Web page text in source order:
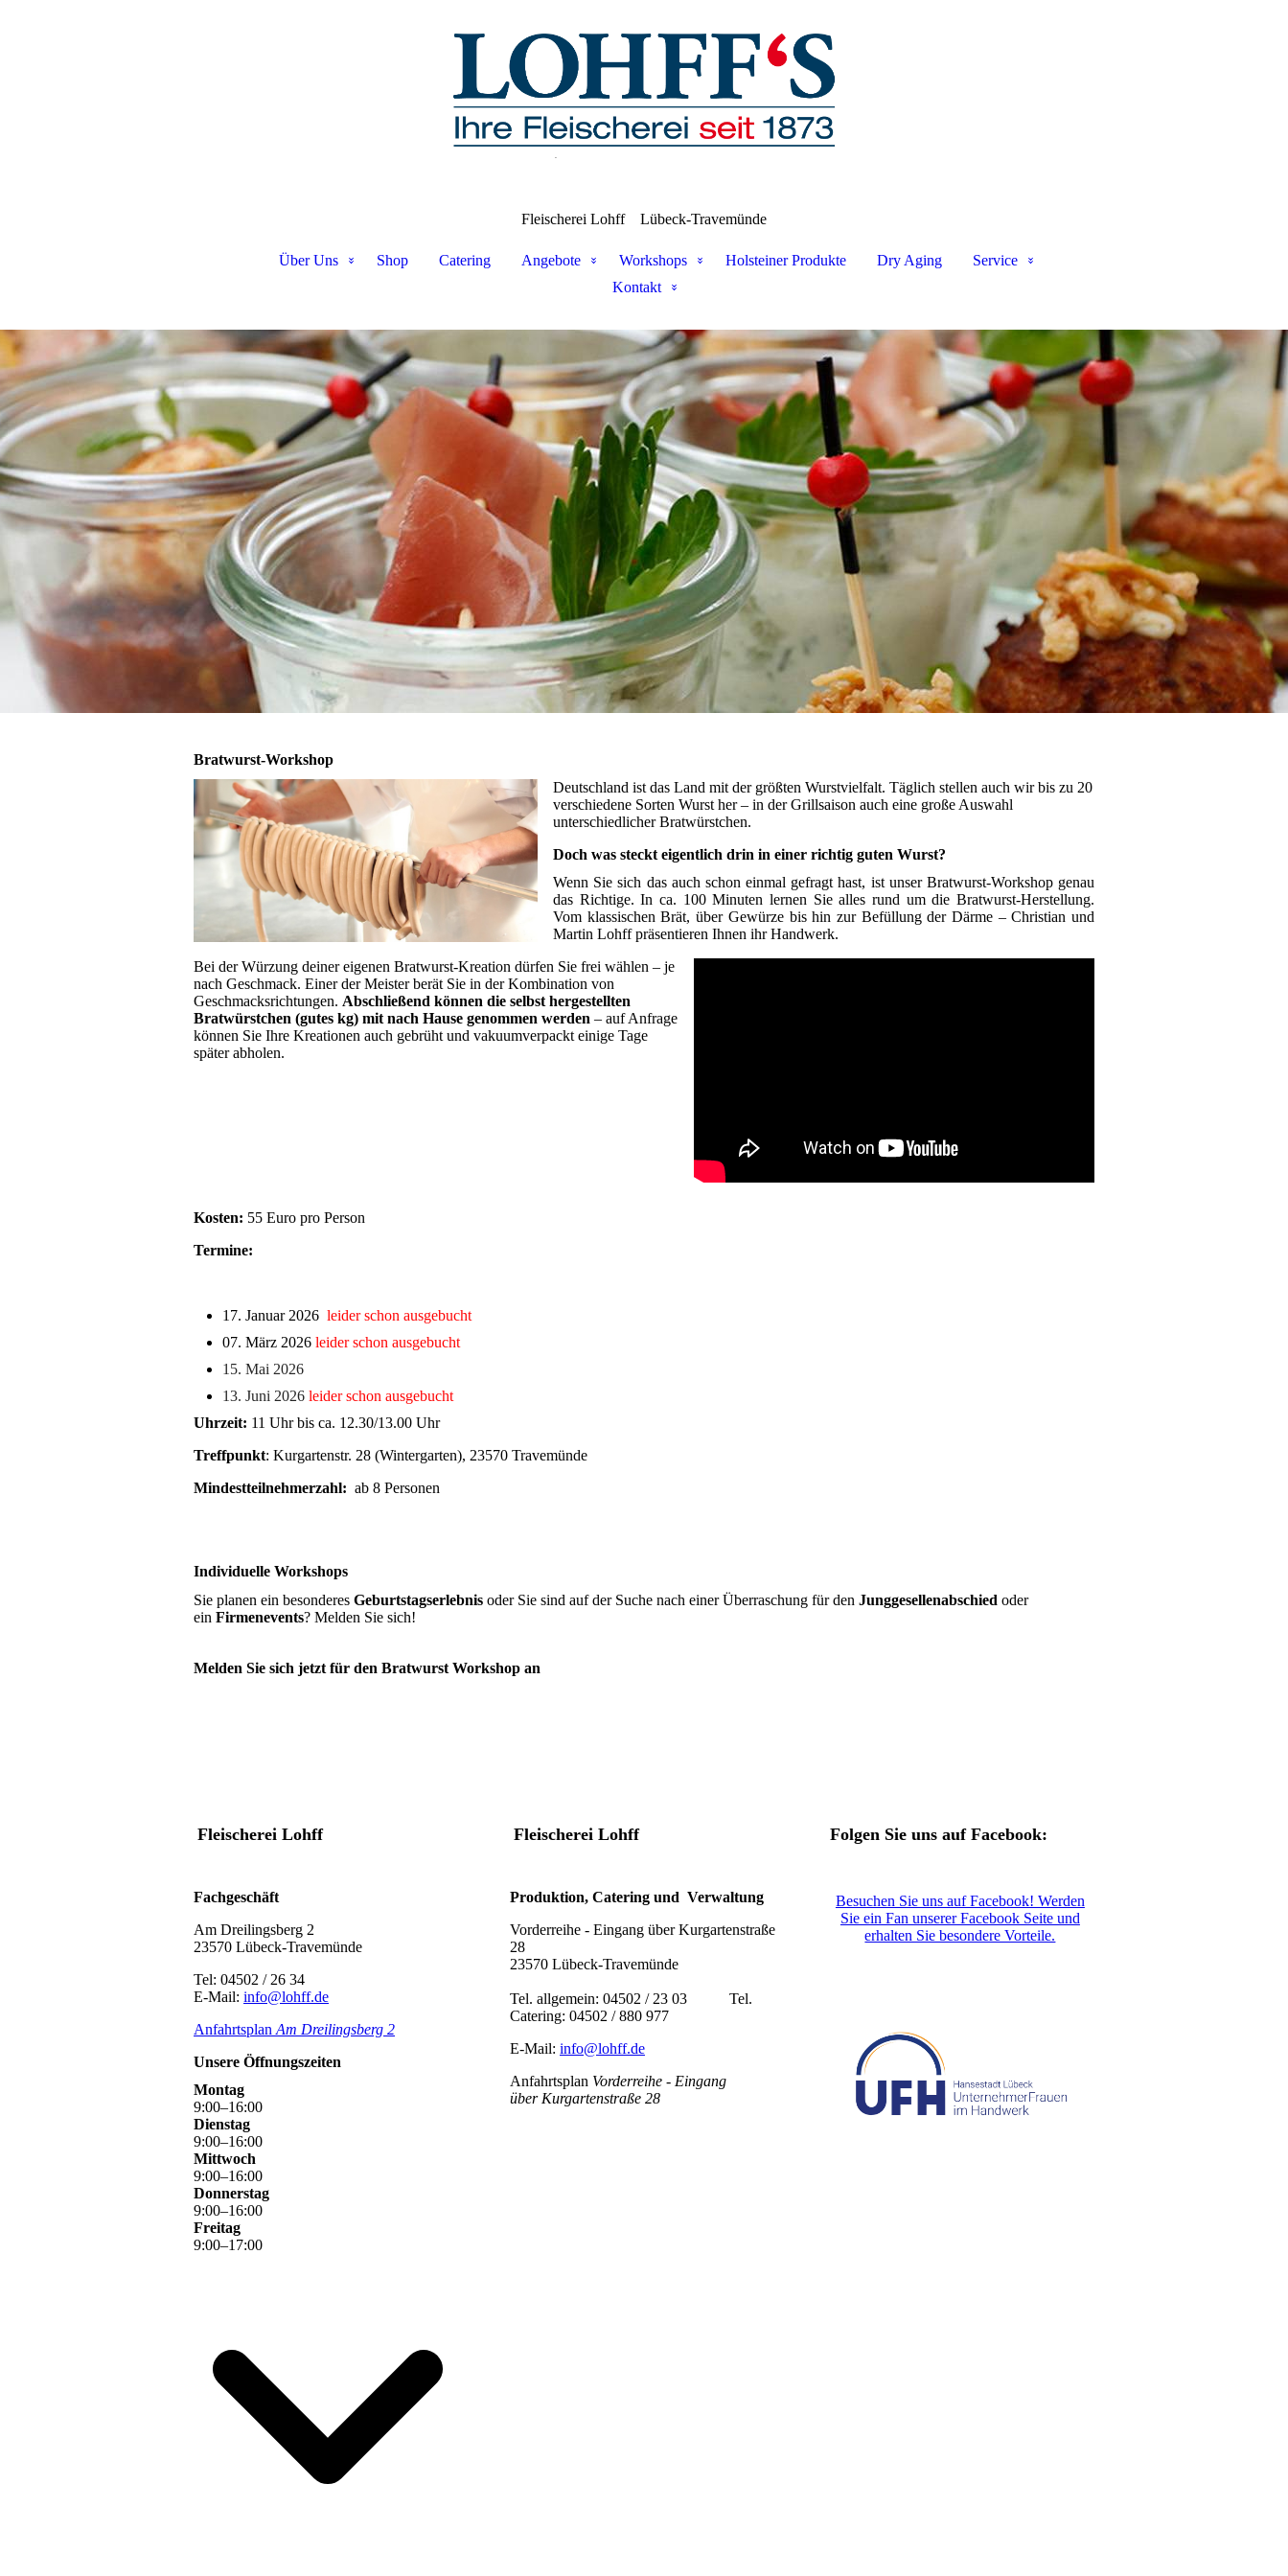
Fleischerei Lohff Lübeck-Travemünde
Über Uns Shop Catering Angebote Workshops Holsteiner Produkte Dry Aging
Service
Kontakt
Bratwurst-Workshop
Deutschland ist das Land mit der größten Wurstvielfalt. Täglich stellen auch wir bis zu 20
verschiedene Sorten Wurst her – in der Grillsaison auch eine große Auswahl
unterschiedlicher Bratwürstchen.
Doch was steckt eigentlich drin in einer richtig guten Wurst?
Wenn Sie sich das auch schon einmal gefragt hast, ist unser Bratwurst-Workshop genau
das Richtige. In ca. 100 Minuten lernen Sie alles rund um die Bratwurst-Herstellung.
Vom klassischen Brät, über Gewürze bis hin zur Befüllung der Därme – Christian und
Martin Lohff präsentieren Ihnen ihr Handwerk.
Bei der Würzung deiner eigenen Bratwurst-Kreation dürfen Sie frei wählen – je
nach Geschmack. Einer der Meister berät Sie in der Kombination von
Geschmacksrichtungen. Abschließend können die selbst hergestellten
Bratwürstchen (gutes kg) mit nach Hause genommen werden – auf Anfrage
können Sie Ihre Kreationen auch gebrüht und vakuumverpackt einige Tage
später abholen.
Kosten: 55 Euro pro Person
Termine:
17. Januar 2026 leider schon ausgebucht
07. März 2026 leider schon ausgebucht
15. Mai 2026
13. Juni 2026 leider schon ausgebucht
Uhrzeit: 11 Uhr bis ca. 12.30/13.00 Uhr
Treffpunkt: Kurgartenstr. 28 (Wintergarten), 23570 Travemünde
Mindestteilnehmerzahl: ab 8 Personen
Individuelle Workshops
Sie planen ein besonderes Geburtstagserlebnis oder Sie sind auf der Suche nach einer Überraschung für den Junggesellenabschied oder
ein Firmenevents? Melden Sie sich!
Melden Sie sich jetzt für den Bratwurst Workshop an
Fleischerei Lohff
Fachgeschäft
Am Dreilingsberg 2
23570 Lübeck-Travemünde
Tel: 04502 / 26 34
E-Mail: info@lohff.de
Anfahrtsplan Am Dreilingsberg 2
Unsere Öffnungszeiten
Montag
9:00–16:00
Dienstag
9:00–16:00
Mittwoch
9:00–16:00
Donnerstag
9:00–16:00
Freitag
9:00–17:00
Fleischerei Lohff
Produktion, Catering und Verwaltung
Vorderreihe - Eingang über Kurgartenstraße
28
23570 Lübeck-Travemünde
Tel. allgemein: 04502 / 23 03 Tel.
Catering: 04502 / 880 977
E-Mail: info@lohff.de
Anfahrtsplan Vorderreihe - Eingang
über Kurgartenstraße 28
Folgen Sie uns auf Facebook:
Besuchen Sie uns auf Facebook! Werden
Sie ein Fan unserer Facebook Seite und
erhalten Sie besondere Vorteile.